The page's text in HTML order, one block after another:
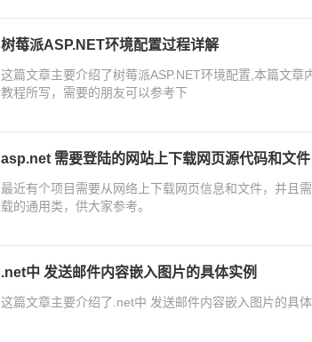
树莓派ASP.NET环境配置过程详解
这篇文章主要介绍了树莓派ASP.NET环境配置,本篇文章
教程所写，需要的朋友可以参考下
asp.net 需要登陆的网站上下载网页源代码和文件
最近有个项目需要从网络上下载网页信息和文件，并且
载的通用类，供大家参考。
.net中 发送邮件内容嵌入图片的具体实例
这篇文章主要介绍了.net中 发送邮件内容嵌入图片的具